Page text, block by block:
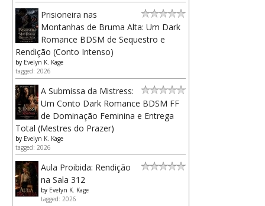
Prisioneira nas
Montanhas de Bruma Alta: Um Dark
Romance BDSM de Sequestro e
Rendição (Conto Intenso)
by Evelyn K. Kage
tagged: 2026
A Submissa da Mistress:
Um Conto Dark Romance BDSM FF
de Dominação Feminina e Entrega
Total (Mestres do Prazer)
by Evelyn K. Kage
tagged: 2026
Aula Proibida: Rendição
na Sala 312
by Evelyn K. Kage
tagged: 2026